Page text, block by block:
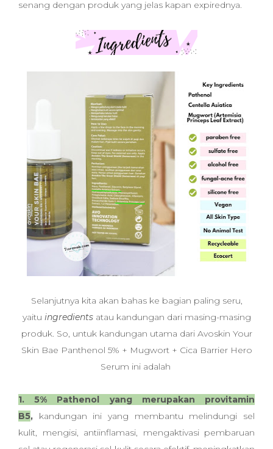
senang dengan produk yang jelas kapan expirednya.
Selanjutnya kita akan bahas ke bagian paling seru,
yaitu ingredients atau kandungan dari masing-masing
produk. So, untuk kandungan utama dari Avoskin Your
Skin Bae Panthenol 5% + Mugwort + Cica Barrier Hero
Serum ini adalah
1. 5% Pathenol yang merupakan provitamin
B5, kandungan ini yang membantu melindungi sel
kulit, mengisi, antiinflamasi, mengaktivasi pembaruan